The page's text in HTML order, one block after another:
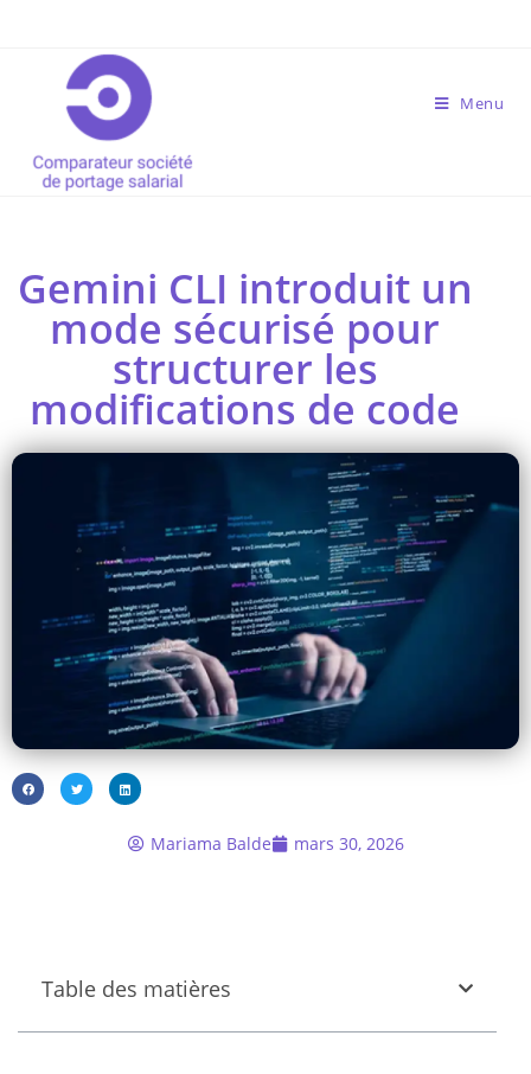
Menu
Gemini CLI introduit un
mode sécurisé pour
structurer les
modifications de code
Mariama Balde mars 30, 2026
Table des matières